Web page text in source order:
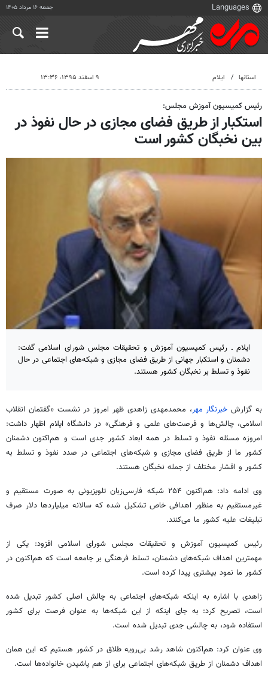
جمعه ۱۶ مرداد ۱۴۰۵
استانها ایلام ۹ اسفند ۱۳۹۵، ۱۳:۳۶
رئیس کمیسیون آموزش مجلس:
استکبار از طریق فضای مجازی در حال نفوذ در
بین نخبگان کشور است
ایلام ـ رئیس کمیسیون آموزش و تحقیقات مجلس شورای اسلامی گفت:
دشمنان و استکبار جهانی از طریق فضای مجازی و شبکه‌های اجتماعی در حال
نفوذ و تسلط بر نخبگان کشور هستند.
به گزارش خبرنگار مهر، محمدمهدی زاهدی ظهر امروز در نشست «گفتمان انقلاب
اسلامی، چالش‌ها و فرصت‌های علمی و فرهنگی» در دانشگاه ایلام اظهار داشت:
امروزه مسئله نفوذ و تسلط در همه ابعاد کشور جدی است و هم‌اکنون دشمنان
کشور ما از طریق فضای مجازی و شبکه‌های اجتماعی در صدد نفوذ و تسلط به
کشور و اقشار مختلف از جمله نخبگان هستند.
وی ادامه داد: هم‌اکنون ۲۵۴ شبکه فارسی‌زبان تلویزیونی به صورت مستقیم و
غیرمستقیم به منظور اهدافی خاص تشکیل شده که سالانه میلیاردها دلار صرف
تبلیغات علیه کشور ما می‌کنند.
رئیس کمیسیون آموزش و تحقیقات مجلس شورای اسلامی افزود: یکی از
مهمترین اهداف شبکه‌های دشمنان، تسلط فرهنگی بر جامعه است که هم‌اکنون در
کشور ما نمود بیشتری پیدا کرده است.
زاهدی با اشاره به اینکه شبکه‌های اجتماعی به چالش اصلی کشور تبدیل شده
است، تصریح کرد: به جای اینکه از این شبکه‌ها به عنوان فرصت برای کشور
استفاده شود، به چالشی جدی تبدیل شده است.
وی عنوان کرد: هم‌اکنون شاهد رشد بی‌رویه طلاق در کشور هستیم که این همان
اهداف دشمنان از طریق شبکه‌های اجتماعی برای از هم پاشیدن خانواده‌ها است.